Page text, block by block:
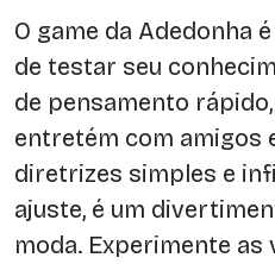
O game da Adedonha
de testar seu
de pensamento
entretém com amigos
diretrizes simples e
ajuste, é um
moda. Experimente as